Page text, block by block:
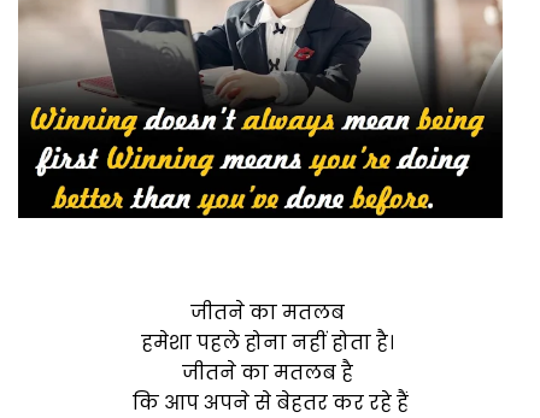
जीतने का मतलब
हमेशा पहले होना नहीं होता है।
जीतने का मतलब है
कि आप अपने से बेहतर कर रहे हैं